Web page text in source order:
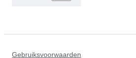
Gebruiksvoorwaarden